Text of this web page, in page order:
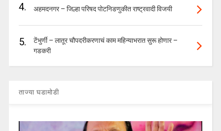
4. अहमदनगर – जिल्हा परिषद पोटनिडणुकीत राष्ट्रवादी विजयी
5.
टेंभुर्णी – लातूर चौपदरीकरणाचं काम महिन्याभरात सुरू होणार –
गडकरी
ताज्या घडामोडी